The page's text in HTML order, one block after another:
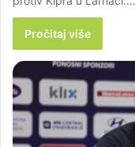
Pročitaj više